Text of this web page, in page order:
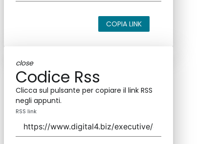
COPIA LINK
close
Codice Rss
Clicca sul pulsante per copiare il link RSS
negli appunti.
RSS link